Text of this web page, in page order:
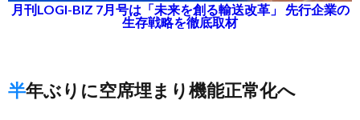
月刊LOGI-BIZ 7月号は「未来を創る輸送改革」 先行企業の
生存戦略を徹底取材
半年ぶりに空席埋まり機能正常化へ